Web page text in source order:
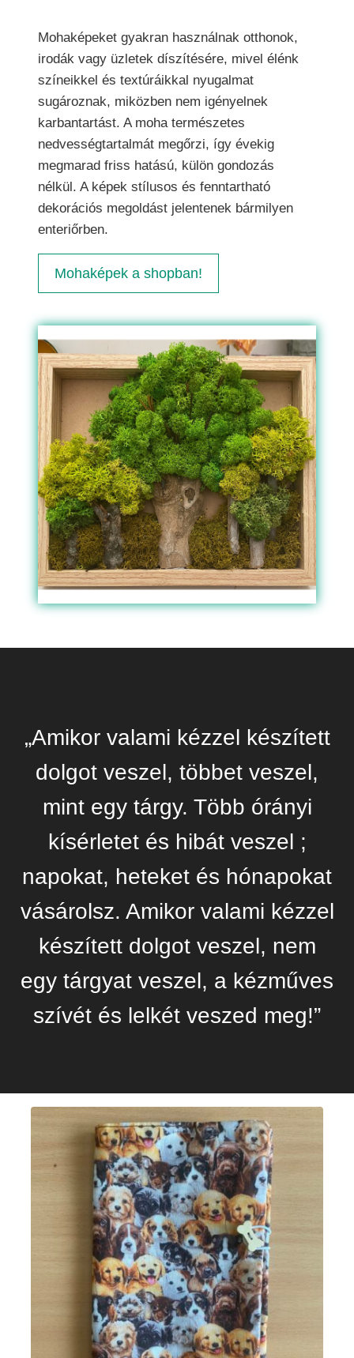
Mohaképeket gyakran használnak otthonok,
irodák vagy üzletek díszítésére, mivel élénk
színeikkel és textúráikkal nyugalmat
sugároznak, miközben nem igényelnek
karbantartást. A moha természetes
nedvességtartalmát megőrzi, így évekig
megmarad friss hatású, külön gondozás
nélkül. A képek stílusos és fenntartható
dekorációs megoldást jelentenek bármilyen
enteriőrben.
Mohaképek a shopban!
„Amikor valami kézzel készített
dolgot veszel, többet veszel,
mint egy tárgy. Több órányi
kísérletet és hibát veszel ;
napokat, heteket és hónapokat
vásárolsz. Amikor valami kézzel
készített dolgot veszel, nem
egy tárgyat veszel, a kézműves
szívét és lelkét veszed meg!”